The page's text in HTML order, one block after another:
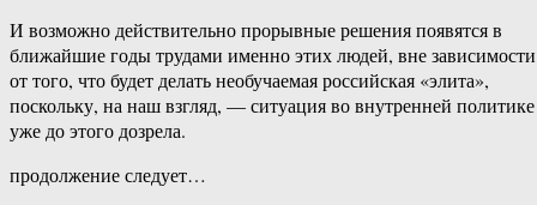
И возможно действительно прорывные решения появятся в
ближайшие годы трудами именно этих людей, вне зависимости
от того, что будет делать необучаемая российская «элита»,
поскольку, на наш взгляд, — ситуация во внутренней политике
уже до этого дозрела.
продолжение следует…